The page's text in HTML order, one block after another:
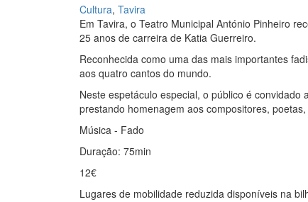
Cultura, Tavira
Em Tavira, o Teatro Municipal António Pinheiro
25 anos de carreira de Katia Guerreiro.
Reconhecida como uma das mais importantes
aos quatro cantos do mundo.
Neste espetáculo especial, o público é
prestando homenagem aos compositores,
Música - Fado
Duração: 75min
12€
Lugares de mobilidade reduzida disponíveis na